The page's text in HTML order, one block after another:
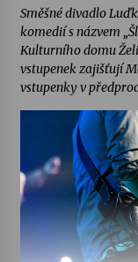
Směšné divadlo
komedií s názvem
Kulturního domu
vstupenek zajišťují
vstupenky v